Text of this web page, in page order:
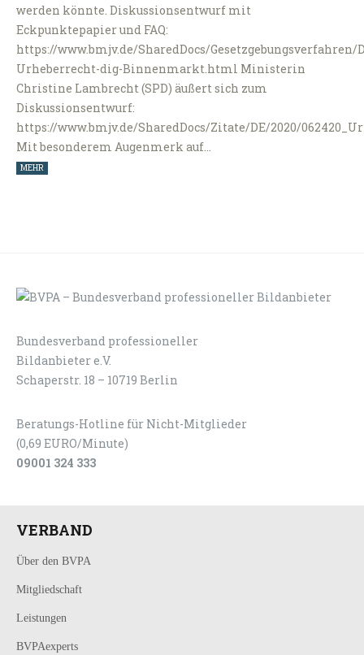
werden könnte. Diskussionsentwurf mit
Eckpunktepapier und FAQ:
https://www.bmjv.de/SharedDocs/Gesetzgebungsverfahren/
Urheberrecht-dig-Binnenmarkt.html Ministerin
Christine Lambrecht (SPD) äußert sich zum
Diskussionsentwurf:
https://www.bmjv.de/SharedDocs/Zitate/DE/2020/
Mit besonderem Augenmerk auf…
MEHR
Bundesverband professioneller
Bildanbieter e.V.
Schaperstr. 18 – 10719 Berlin
Beratungs-Hotline für Nicht-Mitglieder
(0,69 EURO/Minute)
09001 324 333
VERBAND
Über den BVPA
Mitgliedschaft
Leistungen
BVPAexperts